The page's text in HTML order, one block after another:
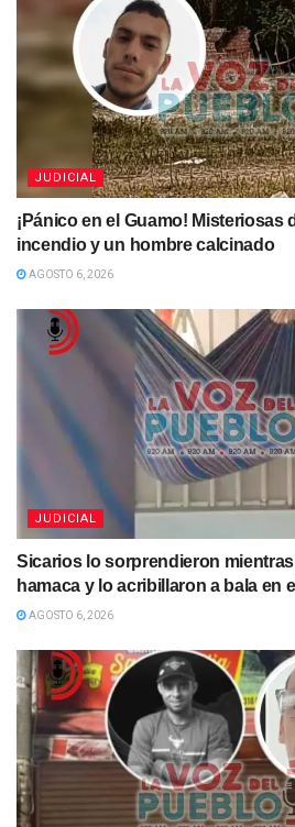
JUDICIAL
¡Pánico en el Guamo!
incendio y un hombre calcinado
AGOSTO 6, 2026
JUDICIAL
Sicarios lo sorprendieron
hamaca y lo acribillaron a bala en
AGOSTO 6, 2026